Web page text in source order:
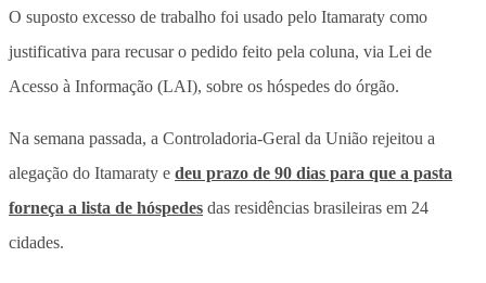
O suposto excesso de trabalho foi usado pelo Itamaraty como
justificativa para recusar o pedido feito pela coluna, via Lei de
Acesso à Informação (LAI), sobre os hóspedes do órgão.
Na semana passada, a Controladoria-Geral da União rejeitou a
alegação do Itamaraty e deu prazo de 90 dias para que a pasta
forneça a lista de hóspedes das residências brasileiras em 24
cidades.